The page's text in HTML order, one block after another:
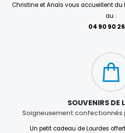
Christine et Anaïs vous accueillent du
au :
04 90 90
SOUVENIRS DE
Soigneusement confectionnés
Un petit cadeau de Lourdes